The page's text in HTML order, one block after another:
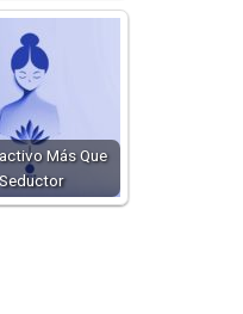
Más Que
Seductor